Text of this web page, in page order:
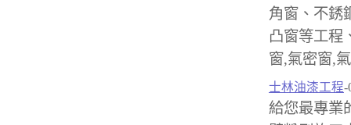
角窗、不銹
凸窗等工程
窗,氣密窗,
士林油漆工程-
給您最專業